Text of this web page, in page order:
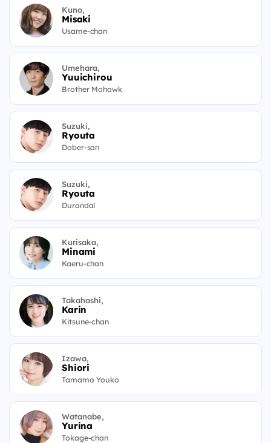
Kuno,
Misaki
Usame-chan
Umehara,
Yuuichirou
Brother Mohawk
Suzuki,
Ryouta
Dober-san
Suzuki,
Ryouta
Durandal
Kurisaka,
Minami
Kaeru-chan
Takahashi,
Karin
Kitsune-chan
Izawa,
Shiori
Tamamo Youko
Watanabe,
Yurina
Tokage-chan